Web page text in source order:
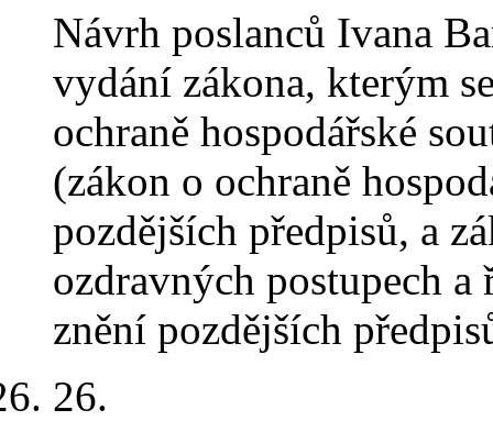
Návrh poslanců Ivana
vydání zákona, kterým
ochraně hospodářské
(zákon o ochraně
pozdějších předpisů, a
ozdravných postupech
znění pozdějších
26.